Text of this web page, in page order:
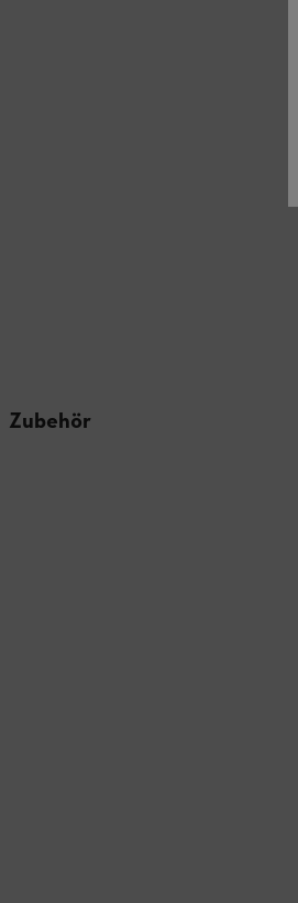
Zubehör